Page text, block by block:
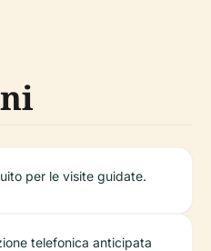
per le visite guidate.
telefonica anticipata